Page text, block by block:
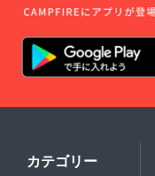
カテゴリー